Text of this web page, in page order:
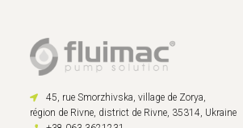
45, rue Smorzhivska, village de Zorya,
région de Rivne, district de Rivne, 35314, Ukraine